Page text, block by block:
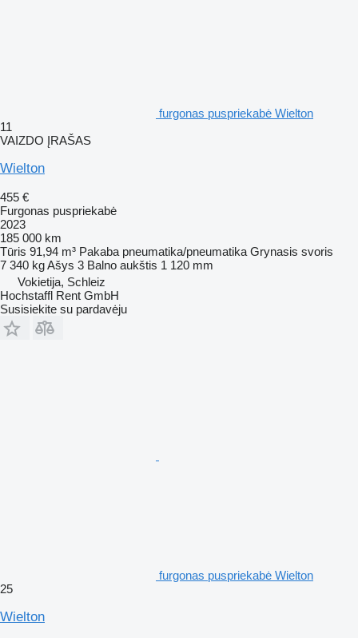
furgonas puspriekabė Wielton
11
VAIZDO ĮRAŠAS
Wielton
455 €
Furgonas puspriekabė
2023
185 000 km
Tūris 91,94 m³ Pakaba pneumatika/pneumatika Grynasis svoris
7 340 kgAšys 3 Balno aukštis 1 120 mm
Vokietija, Schleiz
Hochstaffl Rent GmbH
Susisiekite su pardavėju
furgonas puspriekabė Wielton
25
Wielton